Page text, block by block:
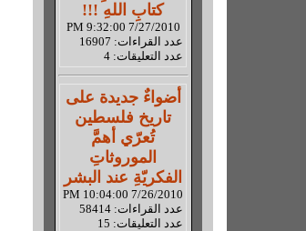
كتابِ اللهِ !!!
7/27/2010 9:32:00 PM
عدد القراءات: 16907
عدد التعليقات: 4
أضواءٌ جديدة على
تاريخ فلسطين
تُعرّي أهمَّ
الموروثاتِ
الفكريّةِ عند البشر
7/26/2010 10:04:00 PM
عدد القراءات: 58414
عدد التعليقات: 15